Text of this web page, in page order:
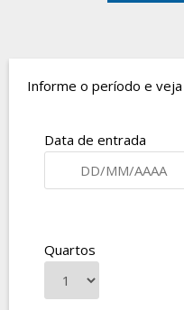
Informe o período e
Data de entrada
Quartos